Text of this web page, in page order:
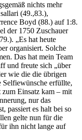
nichts mehr
(49.,83.),
Boyd (88.) auf 1:8.
der 1750 Zuschauer
„Es hat heute
organisiert. Solche
Das hat mein Team
und freute sich „über
wie die die übrigen
erfüllte,
zum Einsatz kam – mit
nur das
passiert es halt bei so
gelte nun für die
ihn nicht lange auf